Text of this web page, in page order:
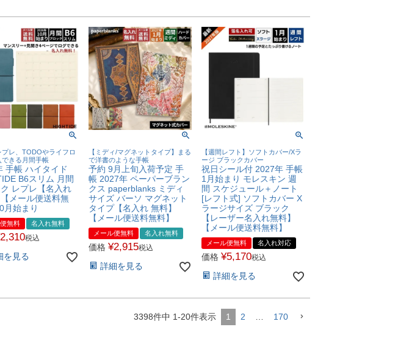
プレ、TODOやライフロ
できる月間手帳
手帳 ハイタイド
B6スリム 月間
レプレ【名入れ
メール便送料無
月始まり
無料 名入れ無料
2,310税込
を見る
【ミディ/マグネットタイプ】まる
で洋書のような手帳
予約 9月上旬入荷予定 手
帳 2027年 ペーパーブラン
クス paperblanks ミディ
サイズ バーソ マグネット
タイプ【名入れ 無料】
【メール便送料無料】
メール便無料 名入れ無料
価格 ¥2,915税込
詳細を見る
【週間レフト】ソフトカバー/Xラ
ージ ブラックカバー
祝日シール付 2027年 手帳
1月始まり モレスキン 週
間 スケジュール＋ノート
[レフト式] ソフトカバー X
ラージサイズ ブラック
【レーザー名入れ無料】
【メール便送料無料】
メール便無料 名入れ対応
価格 ¥5,170税込
詳細を見る
3398件中 1-20件表示 1 2 170